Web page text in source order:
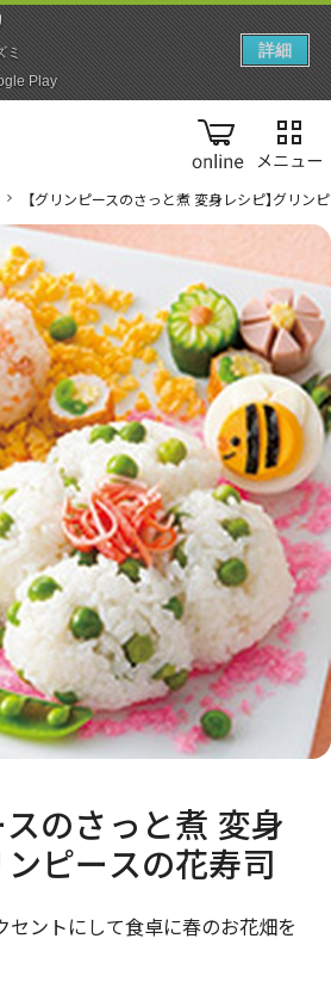
online
【グリンピースのさっと煮 変身レシピ】グリン
スのさっと煮 変身
ンピースの花寿司
セントにして食卓に春のお花畑を
ミ
Play
詳細